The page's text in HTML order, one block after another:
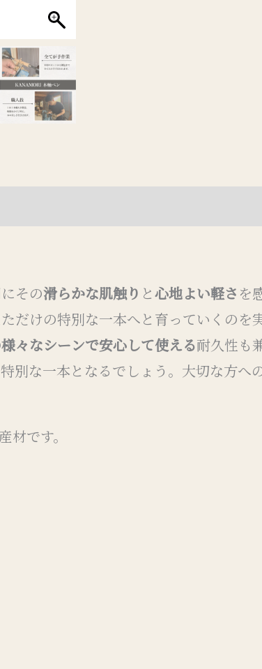
その滑らかな肌触り と心地よい軽さ を
だけの特別な一本へと育っていくのを
々なシーンで安心して使える耐久性も
別な一本となるでしょう。大切な方へ
です。